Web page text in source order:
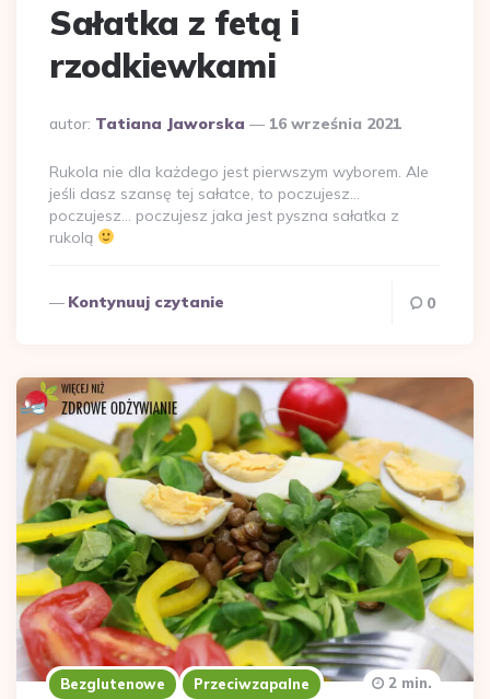
Sałatka z fetą i
rzodkiewkami
Dodane
autor: Tatiana Jaworska 16 września 2021
Rukola nie dla każdego jest pierwszym wyborem. Ale
jeśli dasz szansę tej sałatce, to poczujesz…
poczujesz… poczujesz jaka jest pyszna sałatka z
rukolą
Kontynuuj czytanie 0
Bezglutenowe Przeciwzapalne 2 min.